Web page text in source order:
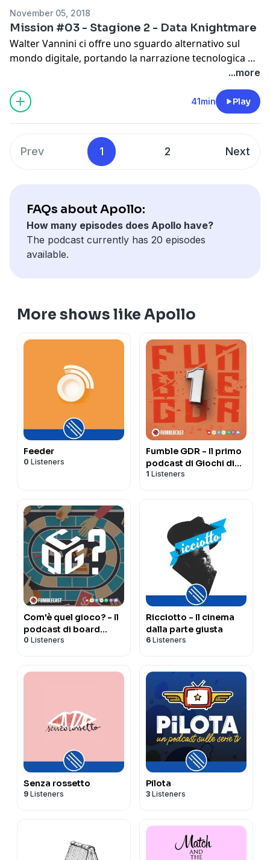
storie-di-talenti-lifestyle-b
Spotify:
https://open.spotify.com/show/
Itunes: https://itunes.apple.com/it/podcast/talent-bay-
motivazione/id1244410653
SoundCloud:
https://soundcloud.com/talent-bay
November 05, 2018
Mission #03 - Stagione 2 - Data Knightmare
Walter Vannini ci offre uno sguardo alternativo sul
mondo digitale, portando la narrazione tecnologica ai
Website:
Spreaker:
Spotify:
https://open.spotify.com/show/6Es1phkjQsJtfx4JSej4r7
lalgoritmico-%C3%A8-politico/id1163697417
...more
41min Play
Prev 1 2 Next
FAQs about Apollo:
How many episodes does Apollo have?
The podcast currently has 20 episodes
available.
More shows like Apollo
Feeder
0 Listeners
Fumble GDR - Il primo
podcast di Giochi di
ruolo in Italia
1 Listeners
Com'è quel gioco? - Il
podcast di board
games
0 Listeners
Ricciotto - Il cinema
dalla parte giusta
6 Listeners
Senza rossetto
9 Listeners
Pilota
3 Listeners